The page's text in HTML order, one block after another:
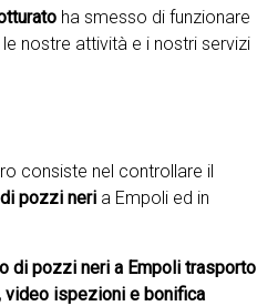
ha smesso di funzionare
nostre attività e i nostri servizi
consiste nel controllare il
pozzi neri a Empoli ed in
di pozzi neri a Empoli trasporto
video ispezioni e bonifica